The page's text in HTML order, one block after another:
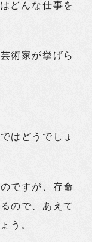
どんな仕事を
術家が挙げら
はどうでしょ
ですが、存命
ので、あえて
う。